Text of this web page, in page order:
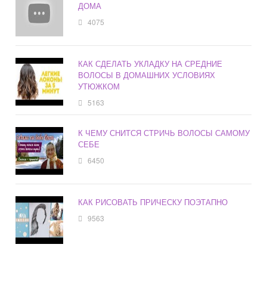
ДОМА
4075
КАК СДЕЛАТЬ УКЛАДКУ НА СРЕДНИЕ
ВОЛОСЫ В ДОМАШНИХ УСЛОВИЯХ
УТЮЖКОМ
5163
К ЧЕМУ СНИТСЯ СТРИЧЬ ВОЛОСЫ САМОМУ
СЕБЕ
6450
КАК РИСОВАТЬ ПРИЧЕСКУ ПОЭТАПНО
9563